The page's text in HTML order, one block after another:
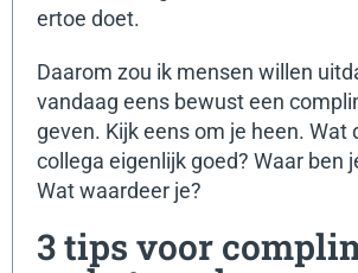
ertoe doet.
Daarom zou ik mensen willen
vandaag eens bewust een
geven. Kijk eens om je heen. Wat
collega eigenlijk goed? Waar ben
Wat waardeer je?
3 tips voor